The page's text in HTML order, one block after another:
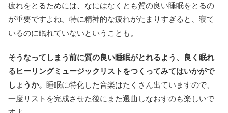
疲れをとるためには、なにはなくとも質の良い睡眠をとるの
が重要ですよね。特に精神的な疲れがたまりすぎると、寝て
いるのに眠れていないということも。
そうなってしまう前に質の良い睡眠がとれるよう、良く眠れ
るヒーリングミュージックリストをつくってみてはいかがで
しょうか。 睡眠に特化した音楽はたくさん出ていますので、
一度リストを完成させた後にまた選曲しなおすのも楽しいで